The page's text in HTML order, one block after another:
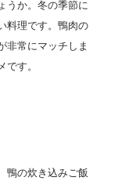
うか。冬の季節に
料理です。鴨肉の
非常にマッチしま
です。
鴨の炊き込みご飯